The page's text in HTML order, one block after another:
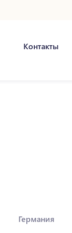
Контакты
Германия